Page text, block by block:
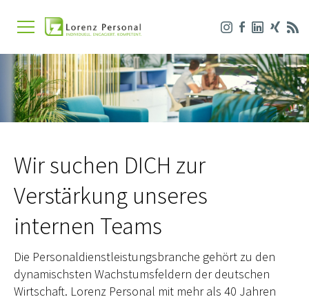
Wir suchen DICH zur
Verstärkung unseres
internen Teams
Die Personaldienstleistungsbranche gehört zu den
dynamischsten Wachstumsfeldern der deutschen
Wirtschaft. Lorenz Personal mit mehr als 40 Jahren